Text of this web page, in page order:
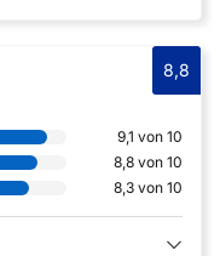
8,8
9,1 von 10
8,8 von 10
8,3 von 10